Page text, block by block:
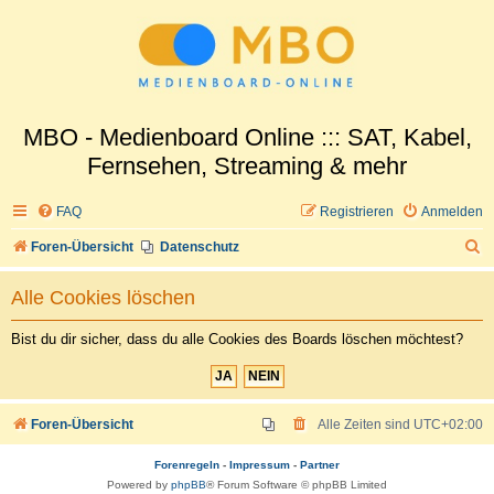
MBO - Medienboard Online ::: SAT, Kabel,
Fernsehen, Streaming & mehr
FAQ Anmelden
Registrieren
Foren-Übersicht Datenschutz
u
Alle Cookies löschen
Bist du dir sicher, dass du alle Cookies des Boards löschen möchtest?
Foren-Übersicht Alle Zeiten sind UTC+02:00
Forenregeln - Impressum - Partner
Powered by phpBB® Forum Software © phpBB Limited